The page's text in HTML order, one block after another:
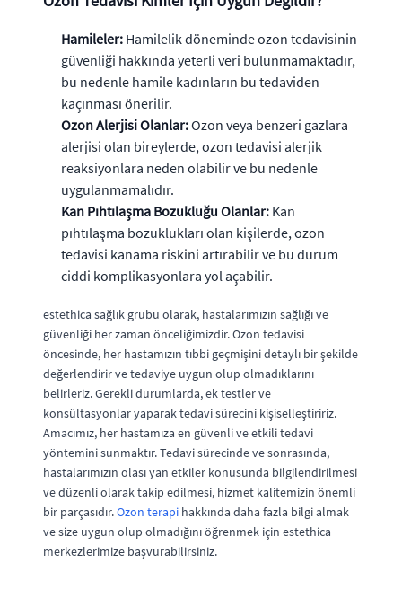
Hamileler: Hamilelik döneminde ozon tedavisinin
güvenliği hakkında yeterli veri bulunmamaktadır,
bu nedenle hamile kadınların bu tedaviden
kaçınması önerilir.
Ozon Alerjisi Olanlar:Ozon veya benzeri gazlara
alerjisi olan bireylerde, ozon tedavisi alerjik
reaksiyonlara neden olabilir ve bu nedenle
uygulanmamalıdır.
Kan Pıhtılaşma Bozukluğu Olanlar: Kan
pıhtılaşma bozuklukları olan kişilerde, ozon
tedavisi kanama riskini artırabilir ve bu durum
ciddi komplikasyonlara yol açabilir.
estethica sağlık grubu olarak, hastalarımızın sağlığı ve
güvenliği her zaman önceliğimizdir. Ozon tedavisi
öncesinde, her hastamızın tıbbi geçmişini detaylı bir şekilde
değerlendirir ve tedaviye uygun olup olmadıklarını
belirleriz. Gerekli durumlarda, ek testler ve
konsültasyonlar yaparak tedavi sürecini kişiselleştiririz.
Amacımız, her hastamıza en güvenli ve etkili tedavi
yöntemini sunmaktır. Tedavi sürecinde ve sonrasında,
hastalarımızın olası yan etkiler konusunda bilgilendirilmesi
ve düzenli olarak takip edilmesi, hizmet kalitemizin önemli
bir parçasıdır.Ozon terapi hakkında daha fazla bilgi almak
ve size uygun olup olmadığını öğrenmek için estethica
merkezlerimize başvurabilirsiniz.